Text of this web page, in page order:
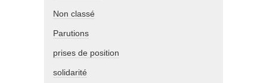
Non classé
Parutions
prises de position
solidarité